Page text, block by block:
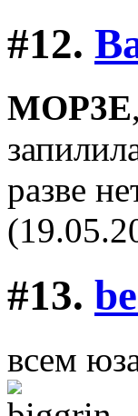
#12.
MOP3E
разве
#13.
всем